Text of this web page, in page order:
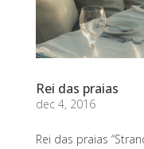
Rei das praias
dec 4, 2016
Rei das praias